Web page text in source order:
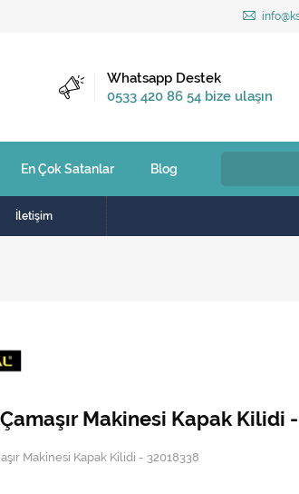
Kargo Bedava
2.500 TL ve üzeri
Whatsapp Destek
0533 420 86 54 bize ulaşın
En Çok Satanlar Blog
İletişim
Makinesi Kapak Kilidi
Makinesi Kapak Kilidi - 32018338